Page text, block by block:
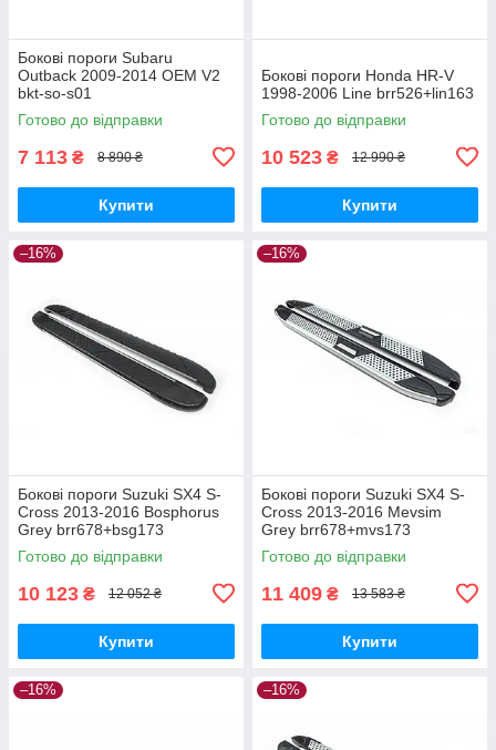
Бокові пороги Subaru
Outback 2009-2014 OEM V2
bkt-so-s01
Готово до відправки
7 113 ₴ 8 890 ₴
Купити
Бокові пороги Honda HR-V
1998-2006 Line brr526+lin163
Готово до відправки
10 523 ₴ 12 990 ₴
Купити
–16%
Бокові пороги Suzuki SX4 S-
Cross 2013-2016 Bosphorus
Grey brr678+bsg173
Готово до відправки
10 123 ₴ 12 052 ₴
Купити
–16%
Бокові пороги Suzuki SX4 S-
Cross 2013-2016 Mevsim
Grey brr678+mvs173
Готово до відправки
11 409 ₴ 13 583 ₴
Купити
–16% –16%